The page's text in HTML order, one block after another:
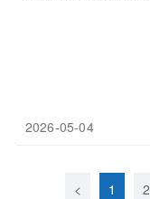
2026-05-04
< 1 2